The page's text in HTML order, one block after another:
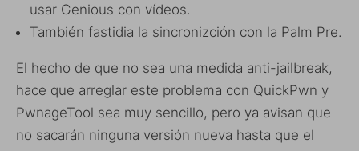
usar Genious con vídeos.
También fastidia la sincronizción con la Palm Pre.
El hecho de que no sea una medida anti-jailbreak,
hace que arreglar este problema con QuickPwn y
PwnageTool sea muy sencillo, pero ya avisan que
no sacarán ninguna versión nueva hasta que el